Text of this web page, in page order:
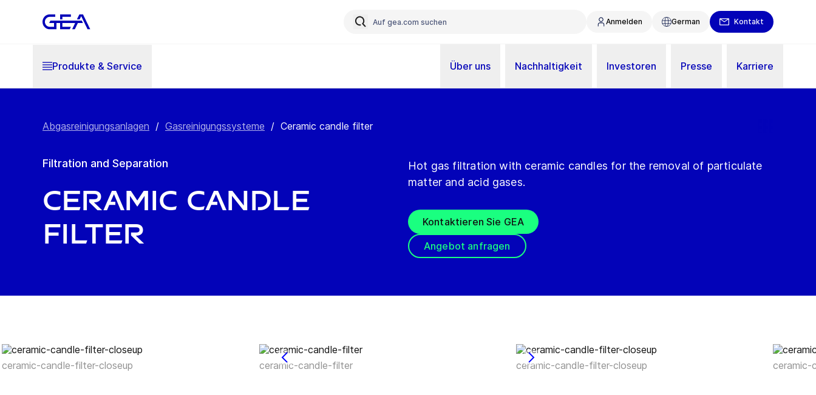
Anmelden German Kontakt
Produkte & Service Über uns Nachhaltigkeit Investoren Presse Karriere
Abgasreinigungsanlagen / Gasreinigungssysteme / Ceramic candle filter
Filtration and Separation
Ceramic candle
filter
Hot gas filtration with ceramic candles for the removal of particulate
matter and acid gases.
Kontaktieren Sie GEA
Angebot anfragen
ceramic-candle-filter-closeup ceramic-candle-filter ceramic-candle-filter-closeup ceramic-